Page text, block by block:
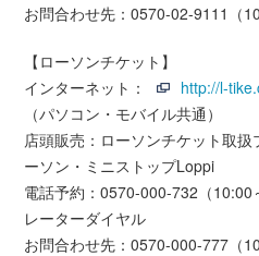
お問合わせ先：0570-02-9111（
【ローソンチケット】
インターネット：
http://l-
（パソコン・モバイル共通）
店頭販売：ローソンチケット取
ーソン・ミニストップLoppi
電話予約：0570-000-732（
レーターダイヤル
お問合わせ先：0570-000-777（